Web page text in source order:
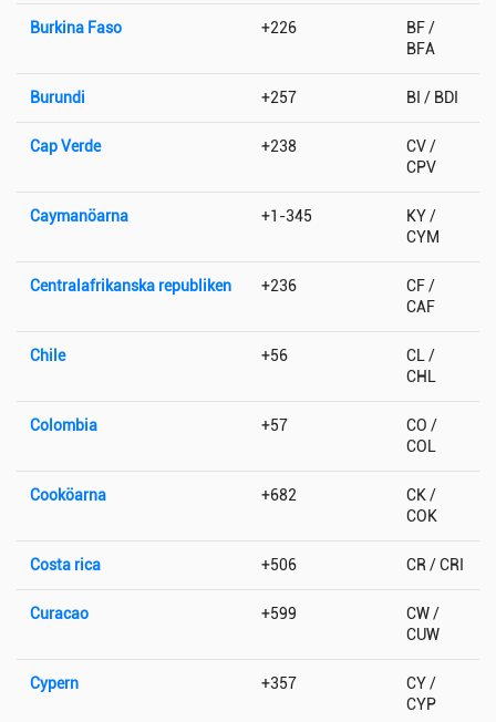
Burkina Faso +226
BF /
BFA
Burundi +257 BI / BDI
Cap Verde +238
CV /
CPV
Caymanöarna +1-345
KY /
CYM
Centralafrikanska republiken +236
CF /
CAF
Chile +56
CL /
CHL
Colombia +57
CO /
COL
Cooköarna +682
CK /
COK
Costa rica +506 CR / CRI
Curacao +599
CW /
CUW
Cypern +357
CY /
CYP